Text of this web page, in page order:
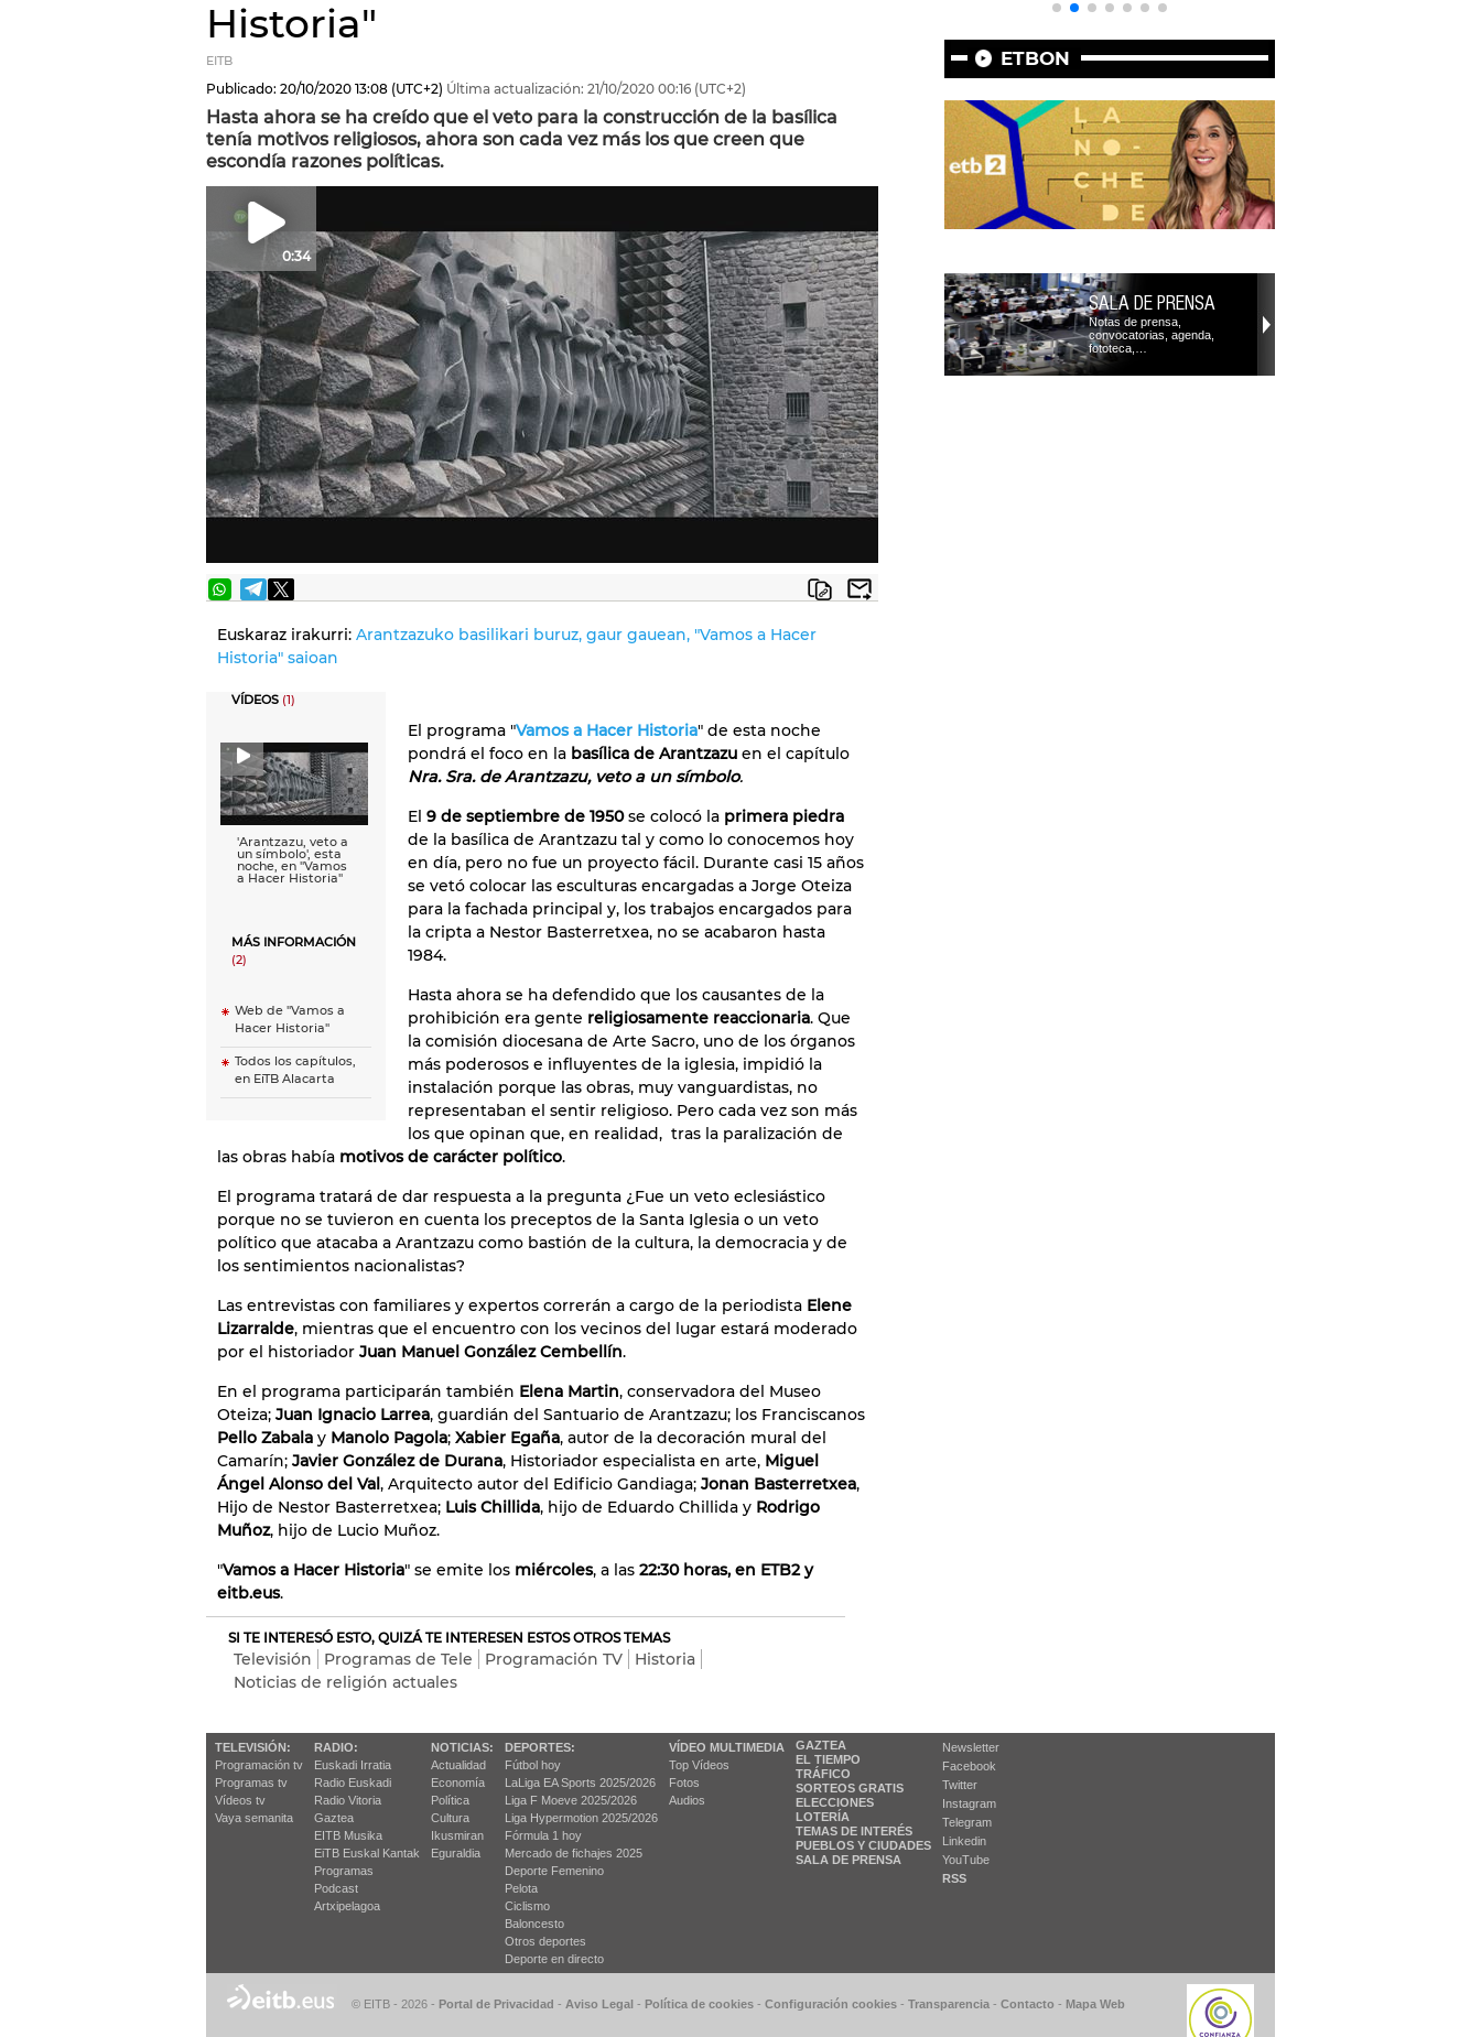
Historia"
EITB
Publicado: 20/10/2020 13:08 (UTC+2) Última actualización: 21/10/2020 00:16 (UTC+2)
Hasta ahora se ha creído que el veto para la construcción de la basílica
tenía motivos religiosos, ahora son cada vez más los que creen que
escondía razones políticas.
0:34
Euskaraz irakurri: Arantzazuko basilikari buruz, gaur gauean, "Vamos a Hacer
Historia" saioan
VÍDEOS (1)
'Arantzazu, veto a
un símbolo', esta
noche, en ''Vamos
a Hacer Historia''
MÁS INFORMACIÓN
(2)
Web de "Vamos a
Hacer Historia"
Todos los capítulos,
en EiTB Alacarta
El programa "Vamos a Hacer Historia" de esta noche
pondrá el foco en la basílica de Arantzazu en el capítulo
Nra. Sra. de Arantzazu, veto a un símbolo.
El 9 de septiembre de 1950se colocó la primera piedra
de la basílica de Arantzazu tal y como lo conocemos hoy
en día, pero no fue un proyecto fácil. Durante casi 15 años
se vetó colocar las esculturas encargadas a Jorge Oteiza
para la fachada principal y, los trabajos encargados para
la cripta a Nestor Basterretxea, no se acabaron hasta
1984.
Hasta ahora se ha defendido que los causantes de la
prohibición era gente religiosamente reaccionaria. Que
la comisión diocesana de Arte Sacro, uno de los órganos
más poderosos e influyentes de la iglesia, impidió la
instalación porque las obras, muy vanguardistas, no
representaban el sentir religioso. Pero cada vez son más
los que opinan que, en realidad, tras la paralización de
las obras había motivos de carácter político.
El programa tratará de dar respuesta a la pregunta ¿Fue un veto eclesiástico
porque no se tuvieron en cuenta los preceptos de la Santa Iglesia o un veto
político que atacaba a Arantzazu como bastión de la cultura, la democracia y de
los sentimientos nacionalistas?
Las entrevistas con familiares y expertos correrán a cargo de la periodista Elene
Lizarralde, mientras que el encuentro con los vecinos del lugar estará moderado
por el historiador Juan Manuel González Cembellín.
En el programa participarán también Elena Martin, conservadora del Museo
Oteiza; Juan Ignacio Larrea, guardián del Santuario de Arantzazu; los Franciscanos
Pello Zabala y Manolo Pagola; Xabier Egaña, autor de la decoración mural del
Camarín; Javier González de Durana, Historiador especialista en arte, Miguel
Ángel Alonso del Val, Arquitecto autor del Edificio Gandiaga; Jonan Basterretxea,
Hijo de Nestor Basterretxea; Luis Chillida, hijo de Eduardo Chillida y Rodrigo
Muñoz, hijo de Lucio Muñoz.
"Vamos a Hacer Historia" se emite los miércoles, a las 22:30 horas, en ETB2 y
eitb.eus.
SI TE INTERESÓ ESTO, QUIZÁ TE INTERESEN ESTOS OTROS TEMAS
Televisión Programas de Tele Programación TV
Historia
Noticias de religión actuales
ETBON
SALA DE PRENSA
Notas de prensa,
convocatorias, agenda,
fototeca,…
TELEVISIÓN:
Programación tv
Programas tv
Vídeos tv
Vaya semanita
RADIO:
Euskadi Irratia
Radio Euskadi
Radio Vitoria
Gaztea
EITB Musika
EiTB Euskal Kantak
Programas
Podcast
Artxipelagoa
NOTICIAS:
Actualidad
Economía
Política
Cultura
Ikusmiran
Eguraldia
DEPORTES:
Fútbol hoy
LaLiga EA Sports 2025/2026
Liga F Moeve 2025/2026
Liga Hypermotion 2025/2026
Fórmula 1 hoy
Mercado de fichajes 2025
Deporte Femenino
Pelota
Ciclismo
Baloncesto
Otros deportes
Deporte en directo
VÍDEO MULTIMEDIA
Top Vídeos
Fotos
Audios
GAZTEA
EL TIEMPO
TRÁFICO
SORTEOS GRATIS
ELECCIONES
LOTERÍA
TEMAS DE INTERÉS
PUEBLOS Y CIUDADES
SALA DE PRENSA
Newsletter
Facebook
Twitter
Instagram
Telegram
Linkedin
YouTube
RSS
© EITB - 2026 - Portal de Privacidad - Aviso Legal - Política de cookies - Configuración cookies - Transparencia - Contacto - Mapa Web